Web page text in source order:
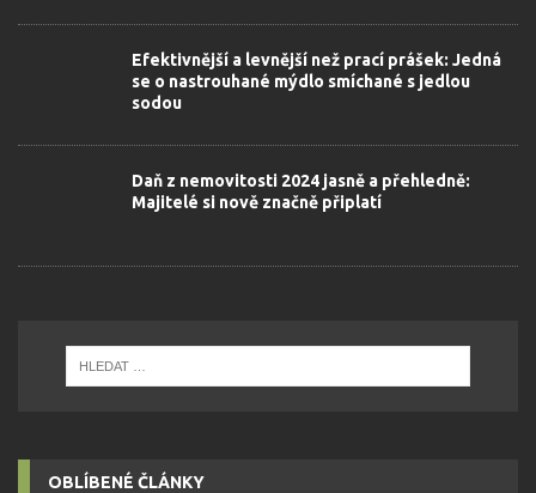
Efektivnější a levnější než prací prášek: Jedná
se o nastrouhané mýdlo smíchané s jedlou
sodou
Daň z nemovitosti 2024 jasně a přehledně:
Majitelé si nově značně připlatí
OBLÍBENÉ ČLÁNKY